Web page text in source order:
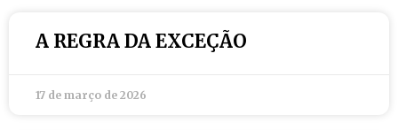
A REGRA DA EXCEÇÃO
17 de março de 2026